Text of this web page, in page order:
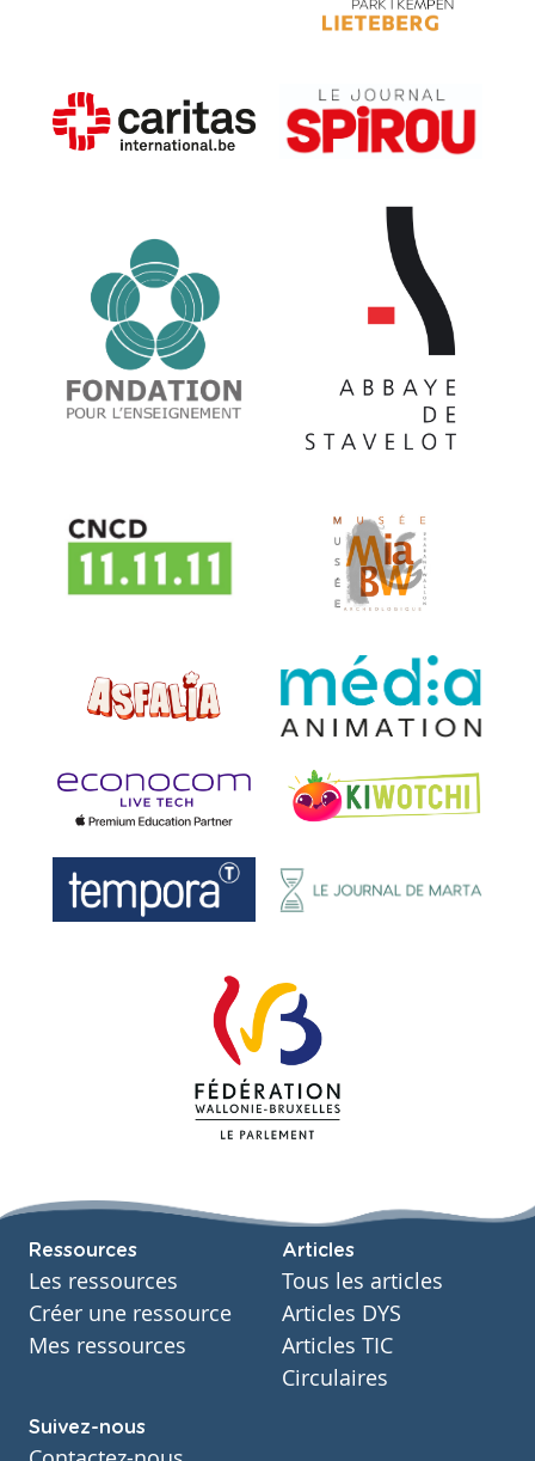
Ressources
Les ressources
Créer une ressource
Mes ressources
Articles
Tous les articles
Articles DYS
Articles TIC
Circulaires
Suivez-nous